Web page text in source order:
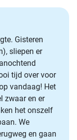
Gisteren
sliepen er
tijd over voor
vandaag! Het
zwaar en er
het onszelf
We
en gaan